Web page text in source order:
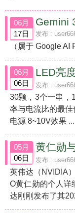
06月
17日
Gemini
发布 :
（属于 Google
06月
06日
LED亮
发布 :
30颗，3个一串，
率与电流比的最
电源 8~10V效果 ...
05月
06日
黄仁勋
发布 :
英伟达（NVIDIA
O黄仁勋的个人详
达刚刚发布了其